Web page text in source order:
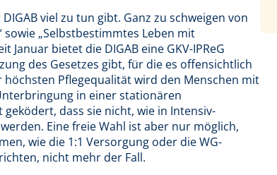
viel zu tun gibt. Ganz zu schweigen von
sowie „Selbstbestimmtes Leben mit
Januar bietet die DIGAB eine GKV-IPReG
des Gesetzes gibt, für die es offensichtlich
Pflegequalität wird den Menschen mit
in einer stationären
dass sie nicht, wie in Intensiv-
Eine freie Wahl ist aber nur möglich,
wie die 1:1 Versorgung oder die WG-
nicht mehr der Fall.